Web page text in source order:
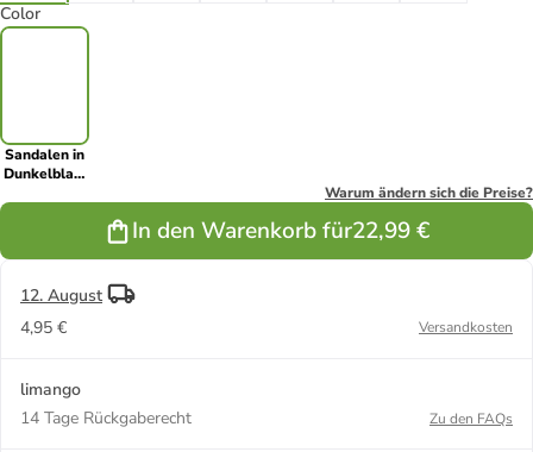
Color
Sandalen in
Dunkelblau/
Warum ändern sich die Preise?
In den Warenkorb für22,99 €
12. August
4,95 €
Versandkosten
limango
14 Tage Rückgaberecht
Zu den FAQs